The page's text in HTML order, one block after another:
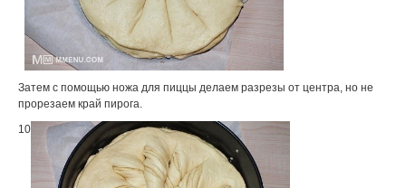
Затем с помощью ножа для пиццы делаем разрезы от центра, но не
прорезаем край пирога.
10